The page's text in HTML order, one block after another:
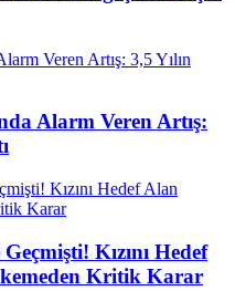
Alarm Veren Artış:
Kızını Hedef
Kritik Karar